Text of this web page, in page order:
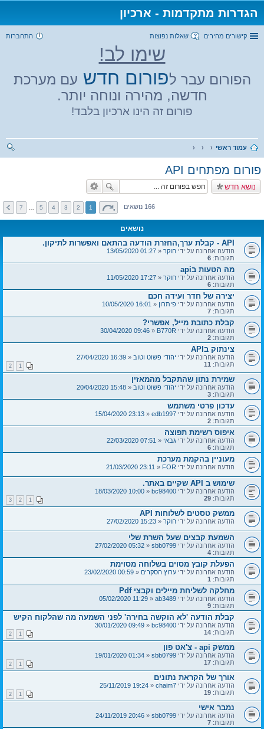
הגדרות מתקדמות - ארכיון
קישורים מהירים שאלות נפוצות התחברות
שימו לב!
הפורום עבר לפורום חדש עם מערכת
חדשה, מהירה ונוחה יותר.
פורום זה הינו ארכיון בלבד!
עמוד ראשי
פורום מפתחים API
נושא חדש
166 נושאים 1
2
3
4
5
7
נושאים
API - קבלת ערך,החזרת הודעה בהתאם ואפשרות לתיקון.
הודעה אחרונה על ידי חוקר «
01:27 13/05/2020
תגובות: 6
מה הטעות בapi
הודעה אחרונה על ידי חוקר «
17:27 11/05/2020
תגובות: 6
יצירה של חדר ועידה חכם
הודעה אחרונה על ידי פיתרון «
16:01 10/05/2020
תגובות: 7
קבלת כתובת מייל, אפשרי?
הודעה אחרונה על ידי B770R
«
09:46 30/04/2020
תגובות: 2
צינתוק בAPI
הודעה אחרונה על ידי יהודי פשוט וטוב «
16:39 27/04/2020
תגובות: 11
1
2
שמירת נתון שהתקבל מהמאזין
הודעה אחרונה על ידי יהודי פשוט וטוב «
15:48 20/04/2020
תגובות: 3
עדכון פרטי משתמש
הודעה אחרונה על ידי edb1997
«
23:13 15/04/2020
תגובות: 2
איפוס רשימת תפוצה
הודעה אחרונה על ידי גבאי «
07:51 22/03/2020
תגובות: 6
מעוניין בהקמת מערכת
הודעה אחרונה על ידי FOR
«
23:11 21/03/2020
שימוש ב API שקיים באתר.
הודעה אחרונה על ידי bc98400
«
10:00 18/03/2020
תגובות: 29
1
2
3
ממשק טסטים לשלוחות API
הודעה אחרונה על ידי חוקר «
15:23 27/02/2020
השמעת קבצים שעל השרת שלי
הודעה אחרונה על ידי sbb0799
«
05:32 27/02/2020
תגובות: 4
הפעלת קובץ מסוים בשלוחה מסוימת
הודעה אחרונה על ידי ערוץ הסקרים «
00:59 23/02/2020
תגובות: 1
מחלקה לשליחת מיילים וקבצי Pdf
הודעה אחרונה על ידי ab3489
«
11:29 05/02/2020
תגובות: 9
קבלת הודעה 'לא הוקשה בחירה' לפני השמעה מה שהלקוח הקיש
הודעה אחרונה על ידי bc98400
«
09:49 30/01/2020
תגובות: 14
1
2
ממשק api - צ'אט פון
הודעה אחרונה על ידי sbb0799
«
01:34 19/01/2020
תגובות: 17
1
2
אורך של הקראת נתונים
הודעה אחרונה על ידי chaim7
«
19:24 25/11/2019
תגובות: 19
1
2
נמבר אישי
הודעה אחרונה על ידי sbb0799
«
20:46 24/11/2019
תגובות: 7